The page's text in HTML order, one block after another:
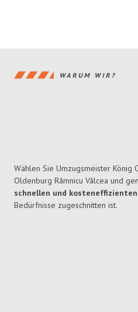
WARUM WIR?
Wählen Sie Umzugsmeister König
Oldenburg Râmnicu Vâlcea und
schnellen und kosteneffizienten
Bedürfnisse zugeschnitten ist.